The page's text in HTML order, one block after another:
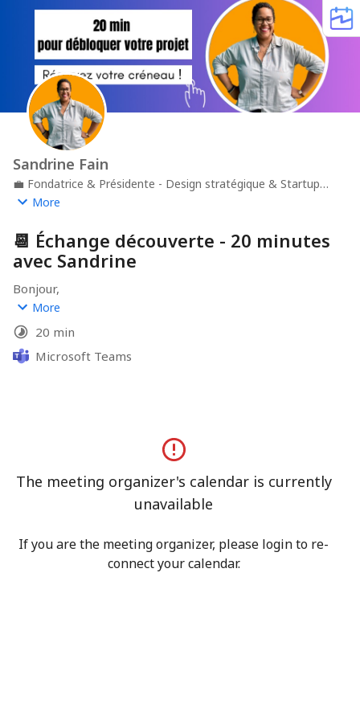
Sandrine Fain
💼 Fondatrice & Présidente - Design stratégique & Startup
Studio à impact
More
📆 Échange découverte - 20 minutes
avec Sandrine
Bonjour,
Je vous propose un échange de 20 minutes pour faire le
point sur votre projet, clarifier vos enjeux et identifier
les prochaines étapes.
Merci d’indiquer brièvement votre contexte lors de la
réservation.
More
20 min
Microsoft Teams
The meeting organizer's calendar is currently
unavailable
If you are the meeting organizer, please login to re-
connect your calendar.